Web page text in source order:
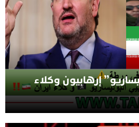
إرهابيون وكلاء